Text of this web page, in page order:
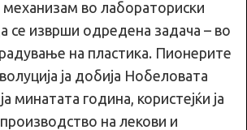
во лабораториски
се изврши одредена задача – во
на пластика. Пионерите
ја добија Нобеловата
минатата година, користејќи ја
на лекови и